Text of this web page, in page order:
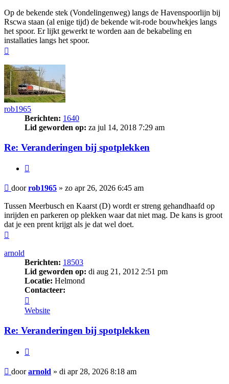
Op de bekende stek (Vondelingenweg) langs de Havenspoorlijn bij
Rscwa staan (al enige tijd) de bekende wit-rode bouwhekjes langs
het spoor. Er lijkt gewerkt te worden aan de bekabeling en
installaties langs het spoor.
rob1965
Berichten: 1640
Lid geworden op: za jul 14, 2018 7:29 am
Re: Veranderingen bij spotplekken
Bericht
doorrob1965 » zo apr 26, 2026 6:45 am
Tussen Meerbusch en Kaarst (D) wordt er streng gehandhaafd op
inrijden en parkeren op plekken waar dat niet mag. De kans is groot
dat je een prent krijgt als je dat wel doet.
arnold
Berichten: 18503
Lid geworden op: di aug 21, 2012 2:51 pm
Locatie: Helmond
Contacteer:
arnold
Website
Re: Veranderingen bij spotplekken
Bericht
doorarnold » di apr 28, 2026 8:18 am